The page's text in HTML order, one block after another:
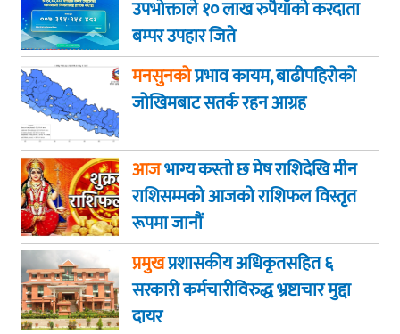
उपभोक्ताले १० लाख रुपैयाँको करदाता
बम्पर उपहार जिते
मनसुनकोप्रभाव कायम, बाढीपहिरोको
जोखिमबाट सतर्क रहन आग्रह
आजभाग्य कस्ताे छ मेष राशिदेखि मीन
राशिसम्मको आजको राशिफल विस्तृत
रूपमा जानौं
प्रमुखप्रशासकीय अधिकृतसहित ६
सरकारी कर्मचारीविरुद्ध भ्रष्टाचार मुद्दा
दायर